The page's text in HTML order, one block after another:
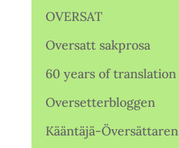
OVERSAT
Oversatt sakprosa
60 years of translation
Oversetterbloggen
Kääntäjä-Översättaren